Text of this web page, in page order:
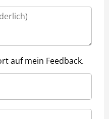
auf mein Feedback.